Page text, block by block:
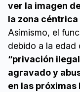
ver la imagen
la zona
Asimismo, el
debido a la edad
“privación
agravado y
en las